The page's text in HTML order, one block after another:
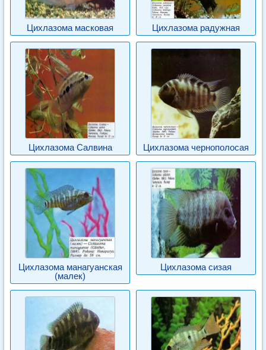
Цихлазома масковая Цихлазома радужная
Цихлазома Салвина Цихлазома чернополосая
Цихлазома манагуанская
(малек)
Цихлазома сизая